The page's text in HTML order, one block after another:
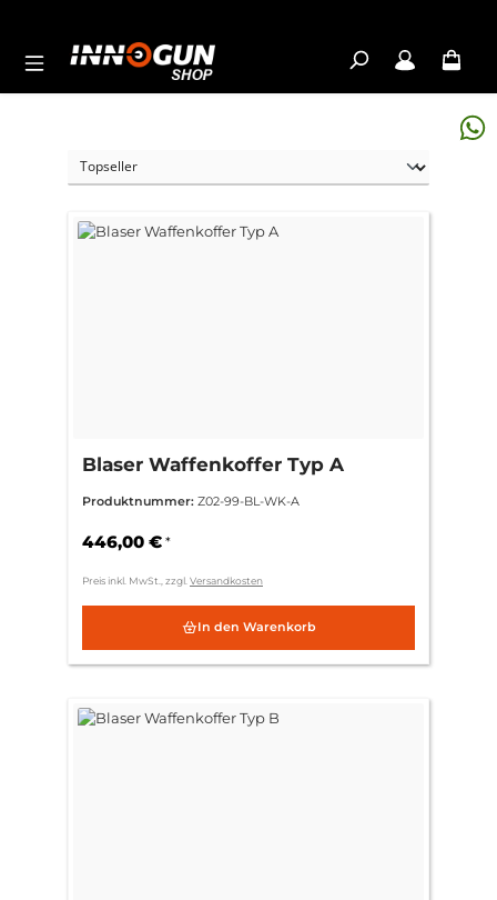
Blaser Waffenkoffer Typ A
Produktnummer: Z02-99-BL-WK-A
446,00 € *
Preis inkl. MwSt., zzgl. Versandkosten
In den Warenkorb